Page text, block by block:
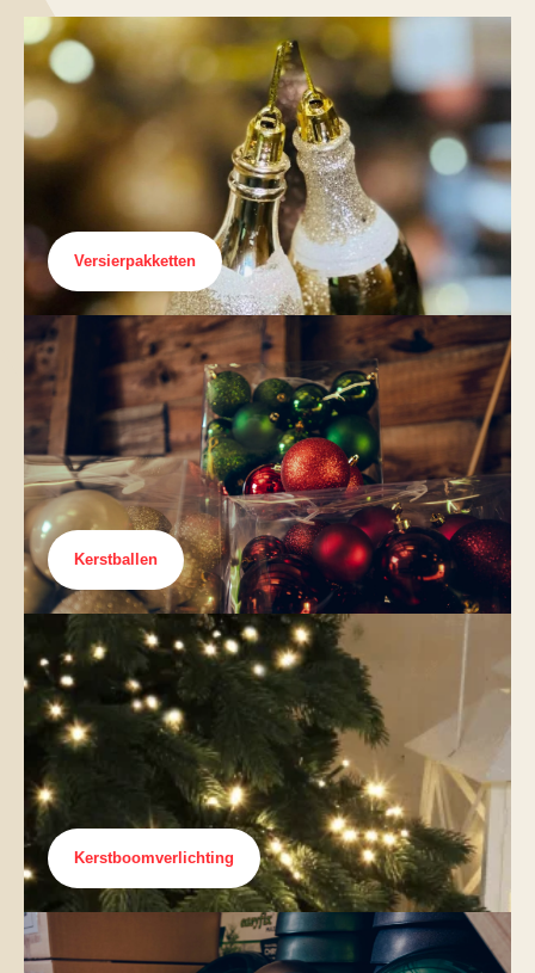
Versierpakketten
Kerstballen
Kerstboomverlichting